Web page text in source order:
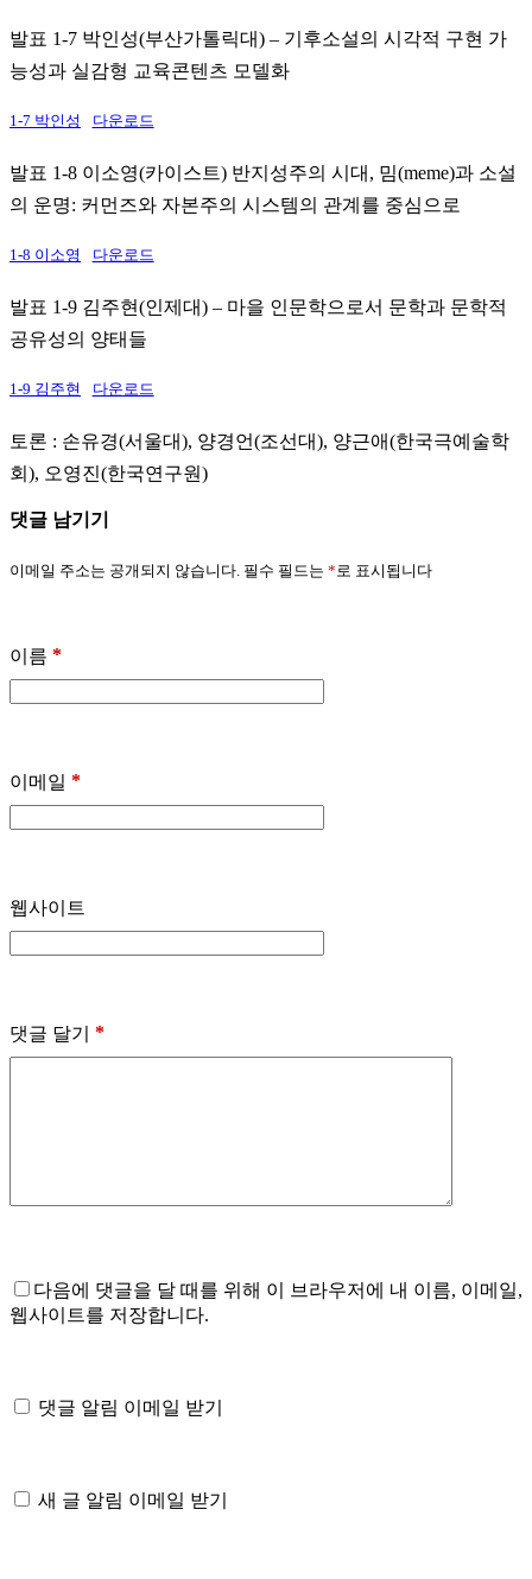
발표 1-7 박인성(부산가톨릭대) – 기후소설의 시각적 구현 가
능성과 실감형 교육콘텐츠 모델화
1-7 박인성 다운로드
발표 1-8 이소영(카이스트) 반지성주의 시대, 밈(meme)과 소설
의 운명: 커먼즈와 자본주의 시스템의 관계를 중심으로
1-8 이소영 다운로드
발표 1-9 김주현(인제대) – 마을 인문학으로서 문학과 문학적
공유성의 양태들
1-9 김주현 다운로드
토론 : 손유경(서울대), 양경언(조선대), 양근애(한국극예술학
회), 오영진(한국연구원)
댓글 남기기
이메일 주소는 공개되지 않습니다. 필수 필드는 * 로 표시됩니다
이름 *
이메일 *
웹사이트
댓글 달기 *
다음에 댓글을 달 때를 위해 이 브라우저에 내 이름, 이메일,
웹사이트를 저장합니다.
댓글 알림 이메일 받기
새 글 알림 이메일 받기